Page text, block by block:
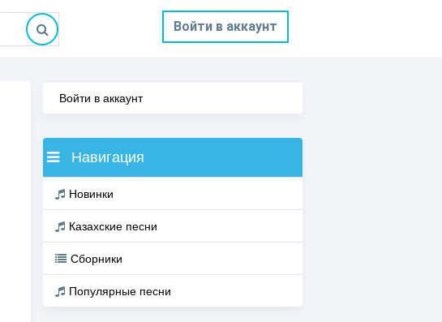
Войти в аккаунт
Войти в аккаунт
Навигация
Новинки
Казахские песни
Сборники
Популярные песни